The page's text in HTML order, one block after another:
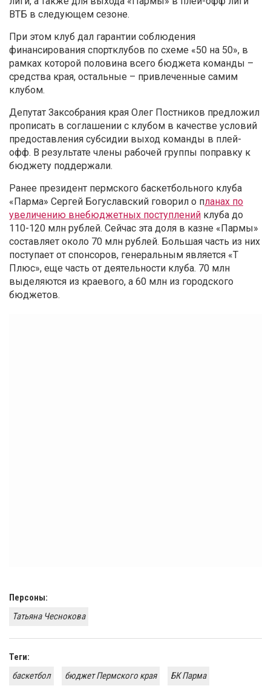
ВТБ в следующем сезоне.
При этом клуб дал гарантии соблюдения
финансирования спортклубов по схеме «50 на 50», в
рамках которой половина всего бюджета команды –
средства края, остальные – привлеченные самим
клубом.
Депутат Заксобрания края Олег Постников предложил
прописать в соглашении с клубом в качестве условий
предоставления субсидии выход команды в плей-
офф. В результате члены рабочей группы поправку к
бюджету поддержали.
Ранее президент пермского баскетбольного клуба
«Парма» Сергей Богуславский говорил о планах по
увеличению внебюджетных поступлений клуба до
110-120 млн рублей. Сейчас эта доля в казне «Пармы»
составляет около 70 млн рублей. Большая часть из них
поступает от спонсоров, генеральным является «Т
Плюс», еще часть от деятельности клуба. 70 млн
выделяются из краевого, а 60 млн из городского
бюджетов.
Персоны:
Татьяна ​Чеснокова
Теги:
баскетбол
бюджет Пермского края БК Парма